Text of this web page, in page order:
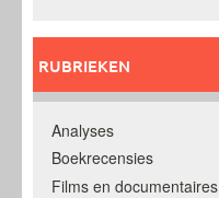
RUBRIEKEN
Analyses
Boekrecensies
Films en documentaires